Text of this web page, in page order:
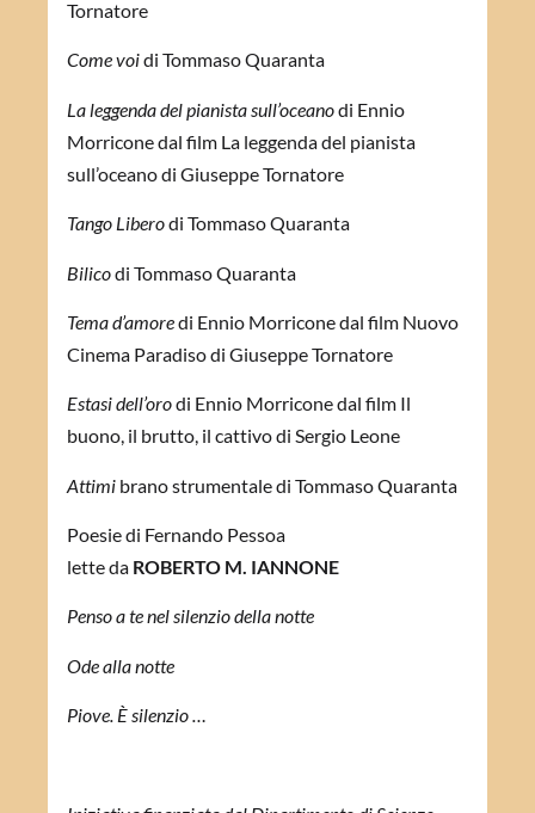
Tornatore
Come voidi Tommaso Quaranta
La leggenda del pianista sull’oceanodi Ennio
Morricone dal film La leggenda del pianista
sull’oceano di Giuseppe Tornatore
Tango Liberodi Tommaso Quaranta
Bilicodi Tommaso Quaranta
Tema d’amoredi Ennio Morricone dal film Nuovo
Cinema Paradiso di Giuseppe Tornatore
Estasi dell’orodi Ennio Morricone dal film Il
buono, il brutto, il cattivo di Sergio Leone
Attimi brano strumentale di Tommaso Quaranta
Poesie di Fernando Pessoa
lette da ROBERTO M. IANNONE
Penso a te nel silenzio della notte
Ode alla notte
Piove. È silenzio …